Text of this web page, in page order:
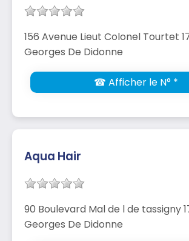
156 Avenue Lieut Colonel Tourtet
Georges De Didonne
☎ Afficher le N° *
Aqua Hair
90 Boulevard Mal de l de tassigny
Georges De Didonne